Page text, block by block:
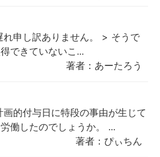
れ申し訳ありません。 > そうで
できていないこ...
著者：あーたろう
的付与日に特段の事由が生じて
働したのでしょうか。 ...
著者：ぴぃちん